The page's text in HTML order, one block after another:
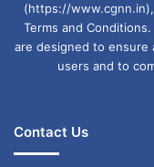
(https://
Terms and
are designed to ensure
users and to
Contact Us